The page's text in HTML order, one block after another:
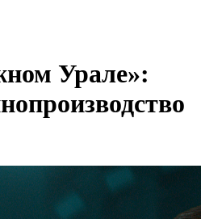
Урале»: